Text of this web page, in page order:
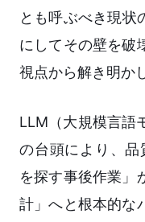
とも呼ぶべき現状
にしてその壁を破
視点から解き明か
LLM（大規模言語
の台頭により、
を探す事後作業」
計」へと根本的な